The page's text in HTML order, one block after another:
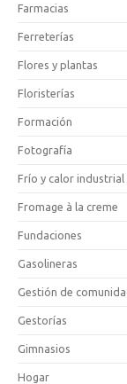
Farmacias
Ferreterías
Flores y plantas
Floristerías
Formación
Fotografía
Frío y calor industrial
Fromage à la creme
Fundaciones
Gasolineras
Gestión de
Gestorías
Gimnasios
Hogar